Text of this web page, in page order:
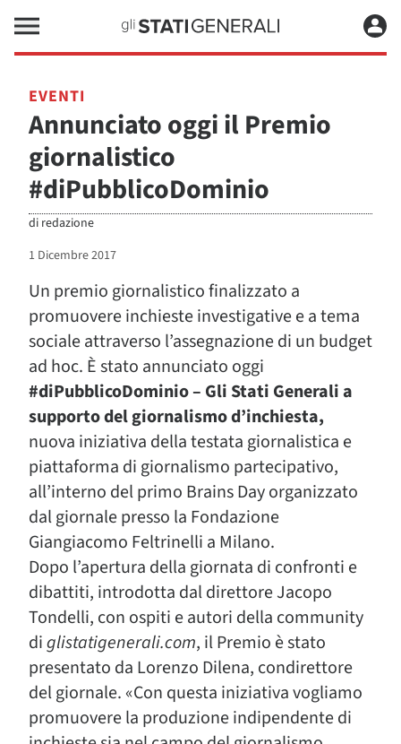
EVENTI
Annunciato oggi il Premio
giornalistico
#diPubblicoDominio
di redazione
1 Dicembre 2017
Un premio giornalistico finalizzato a
promuovere inchieste investigative e a tema
sociale attraverso l’assegnazione di un budget
ad hoc. È stato annunciato oggi
#diPubblicoDominio – Gli Stati Generali a
supporto del giornalismo d’inchiesta,
nuova iniziativa della testata giornalistica e
piattaforma di giornalismo partecipativo,
all’interno del primo Brains Day organizzato
dal giornale presso la Fondazione
Giangiacomo Feltrinelli a Milano.
Dopo l’apertura della giornata di confronti e
dibattiti, introdotta dal direttore Jacopo
Tondelli, con ospiti e autori della community
diglistatigenerali.com, il Premio è stato
presentato da Lorenzo Dilena, condirettore
del giornale. «Con questa iniziativa vogliamo
promuovere la produzione indipendente di